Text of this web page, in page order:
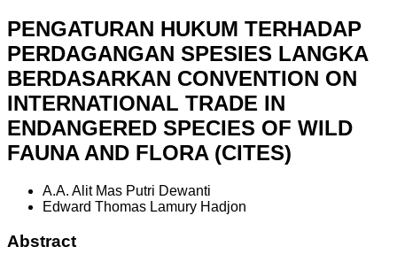
PENGATURAN HUKUM TERHADAP
PERDAGANGAN SPESIES LANGKA
BERDASARKAN CONVENTION ON
INTERNATIONAL TRADE IN
ENDANGERED SPECIES OF WILD
FAUNA AND FLORA (CITES)
A.A. Alit Mas Putri Dewanti
Edward Thomas Lamury Hadjon
Abstract